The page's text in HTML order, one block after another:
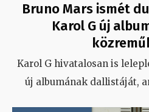
Bruno Mars ismét
Karol G új
Karol G hivatalosan is
új albumának dallistáját,